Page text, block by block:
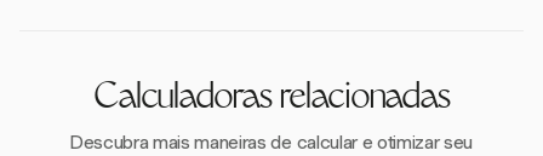
Calculadoras relacionadas
Descubra mais maneiras de calcular e otimizar seu